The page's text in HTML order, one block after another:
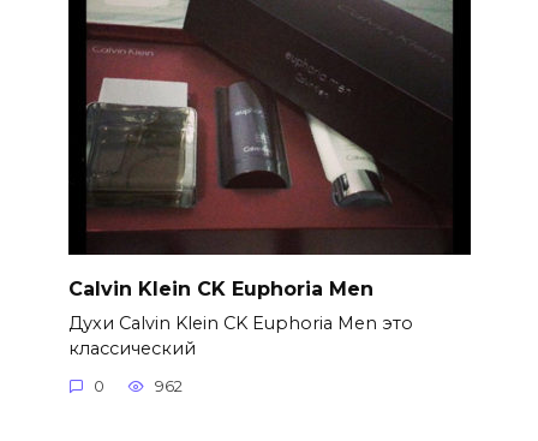
Calvin Klein CK Euphoria Men
Духи Calvin Klein CK Euphoria Men это
классический
0 962